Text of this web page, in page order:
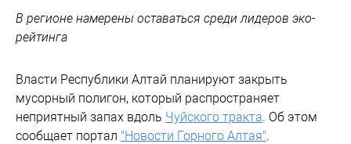
В регионе намерены оставаться среди лидеров эко-
рейтинга
Власти Республики Алтай планируют закрыть
мусорный полигон, который распространяет
неприятный запах вдоль Чуйского тракта. Об этом
сообщает портал "Новости Горного Алтая".